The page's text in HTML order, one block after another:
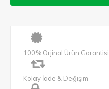
100% Orjinal Ürün Garantisi
Kolay İade & Değişim